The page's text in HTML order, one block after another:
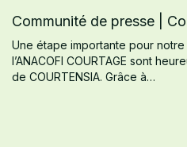
Communité de presse |
Une étape importante pour notre
l’ANACOFI COURTAGE sont
de COURTENSIA. Grâce à…